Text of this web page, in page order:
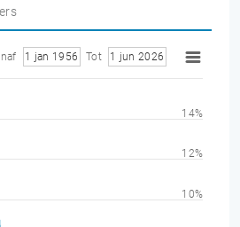
1 jan 1956 Tot 1 jun 2026
10%
12%
14%